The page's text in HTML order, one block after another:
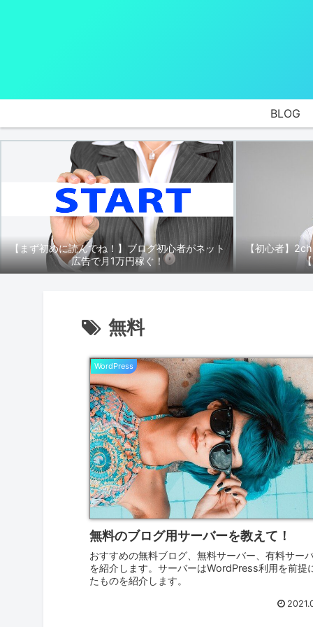
BLOG
【まず初めに読んでね！】ブログ初心者がネット
広告で月1万円稼ぐ！
【初心者】
無料
WordPress
無料のブログ用サーバーを教えて！
おすすめの無料ブログ、無料サーバー、有料サー
を紹介します。サーバーはWordPress利用を前提
たものを紹介します。